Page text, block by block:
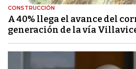
CONSTRUCCIÓN
A 40% llega el avance del
generación de la vía